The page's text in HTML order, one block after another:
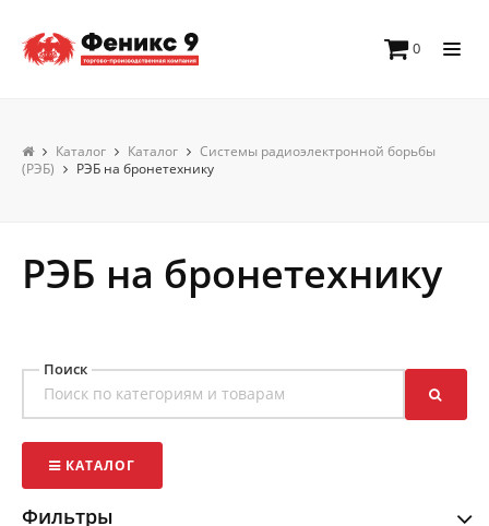
0
Каталог Каталог
Системы радиоэлектронной борьбы
(РЭБ)
РЭБ на бронетехнику
РЭБ на бронетехнику
Поиск
КАТАЛОГ
Фильтры